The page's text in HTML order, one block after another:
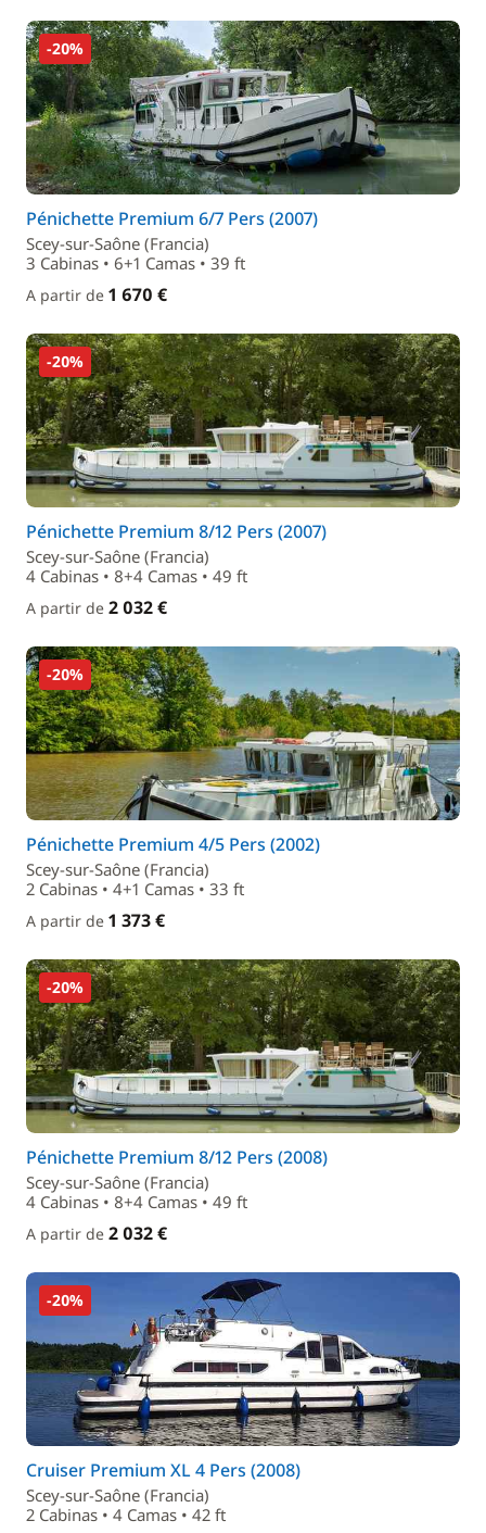
-20%
Pénichette Premium 6/7 Pers (2007)
Scey-sur-Saône (Francia)
3 Cabinas • 6+1 Camas • 39 ft
A partir de 1 670 €
-20%
Pénichette Premium 8/12 Pers (2007)
Scey-sur-Saône (Francia)
4 Cabinas • 8+4 Camas • 49 ft
A partir de 2 032 €
-20%
Pénichette Premium 4/5 Pers (2002)
Scey-sur-Saône (Francia)
2 Cabinas • 4+1 Camas • 33 ft
A partir de 1 373 €
-20%
Pénichette Premium 8/12 Pers (2008)
Scey-sur-Saône (Francia)
4 Cabinas • 8+4 Camas • 49 ft
A partir de 2 032 €
-20%
Cruiser Premium XL 4 Pers (2008)
Scey-sur-Saône (Francia)
2 Cabinas • 4 Camas • 42 ft